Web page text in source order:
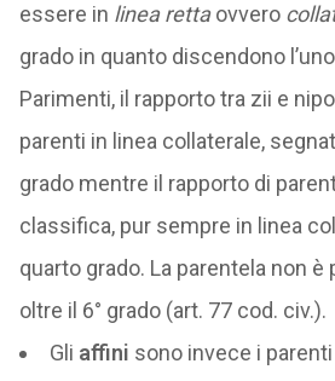
essere in linea rettaovvero
grado in quanto discendono l’uno
Parimenti, il rapporto tra zii e
parenti in linea collaterale,
grado mentre il rapporto di
classifica, pur sempre in linea
quarto grado. La parentela non
oltre il 6° grado (art. 77 cod. civ.).
Gli affini sono invece i